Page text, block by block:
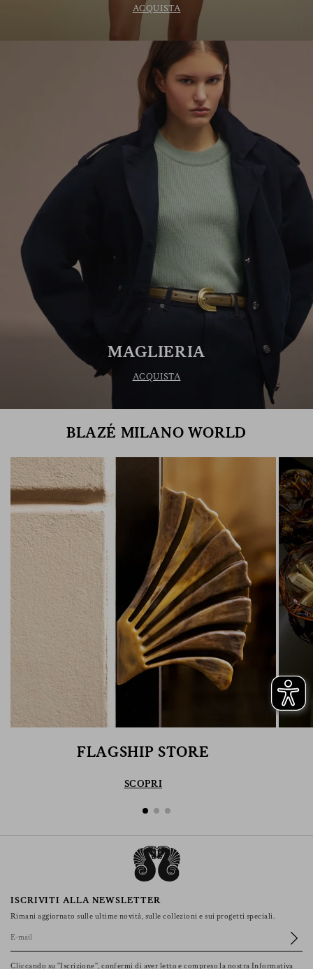
ACQUISTA
MAGLIERIA
ACQUISTA
BLAZÉ MILANO WORLD
FLAGSHIP STORE
SCOPRI
ISCRIVITI ALLA NEWSLETTER
Rimani aggiornato sulle ultime novità, sulle collezioni e sui progetti speciali.
Cliccando su "Iscrizione", confermi di aver letto e compreso la nostra Informativa